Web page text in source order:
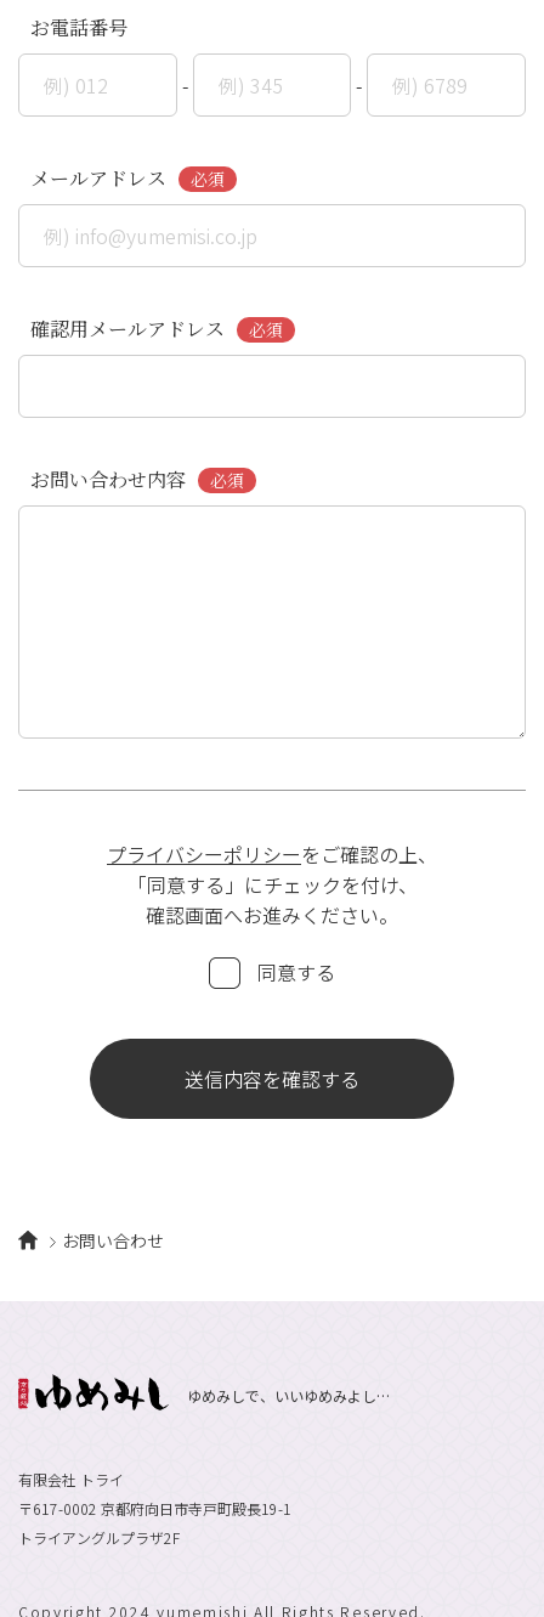
お電話番号
- -
メールアドレス
確認用メールアドレス
お問い合わせ内容
プライバシーポリシーをご確認の上、
「同意する」にチェックを付け、
確認画面へお進みください。
同意する
送信内容を確認する
お問い合わせ
ゆめみしで、いいゆめみよし…
有限会社 トライ
〒617-0002 京都府向日市寺戸町殿長19-1
トライアングルプラザ2F
Copyright 2024 yumemishi All Rights Reserved.